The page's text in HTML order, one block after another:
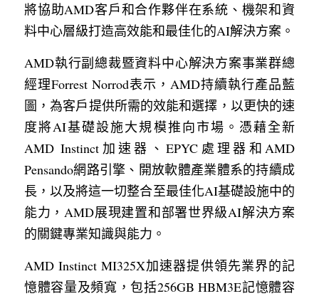
將協助AMD客戶和合作夥伴在系統、機架和資
料中心層級打造高效能和最佳化的AI解決方案。
AMD執行副總裁暨資料中心解決方案事業群總
經理Forrest Norrod表示，AMD持續執行產品藍
圖，為客戶提供所需的效能和選擇，以更快的速
度將AI基礎設施大規模推向市場。憑藉全新
AMD Instinct加速器、EPYC處理器和AMD
Pensando網路引擎、開放軟體產業體系的持續成
長，以及將這一切整合至最佳化AI基礎設施中的
能力，AMD展現建置和部署世界級AI解決方案
的關鍵專業知識與能力。
AMD Instinct MI325X加速器提供領先業界的記
憶體容量及頻寬，包括256GB HBM3E記憶體容